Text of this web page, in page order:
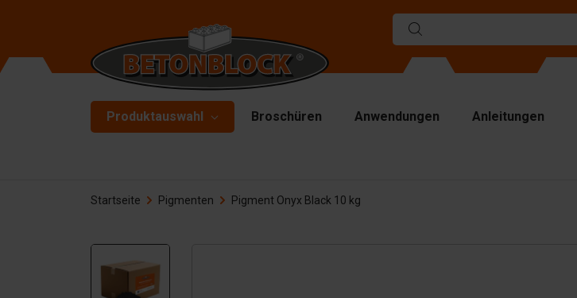
Produktauswahl
Starterpaket
Formliners
Barrieren
Trennwände
Broschüren Anwendungen Anleitungen
Startseite Pigmenten Pigment Onyx Black 10 kg